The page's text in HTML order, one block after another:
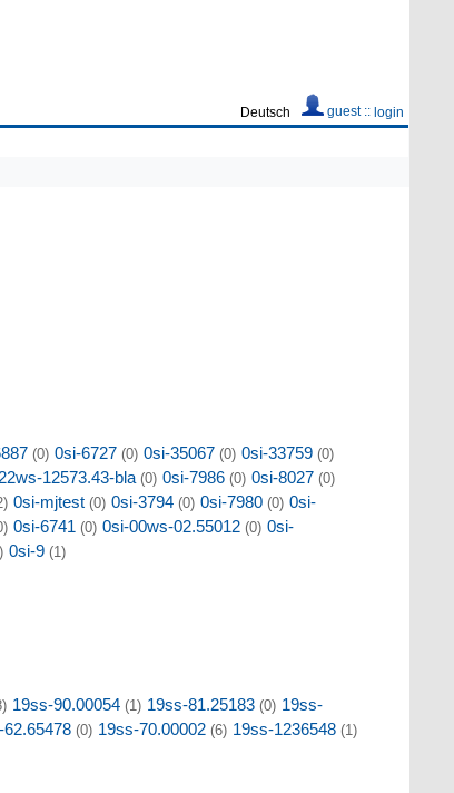
Deutsch guest :: login
(0) 0si-6727 (0) 0si-35067 (0) 0si-33759 (0)
12573.43-bla (0) 0si-7986 (0) 0si-8027 (0)
0si-mjtest (0) 0si-3794 (0) 0si-7980 (0) 0si-
0si-6741 (0) 0si-00ws-02.55012 (0) 0si-
0si-9 (1)
19ss-90.00054 (1) 19ss-81.25183 (0) 19ss-
62.65478 (0) 19ss-70.00002 (6) 19ss-1236548 (1)